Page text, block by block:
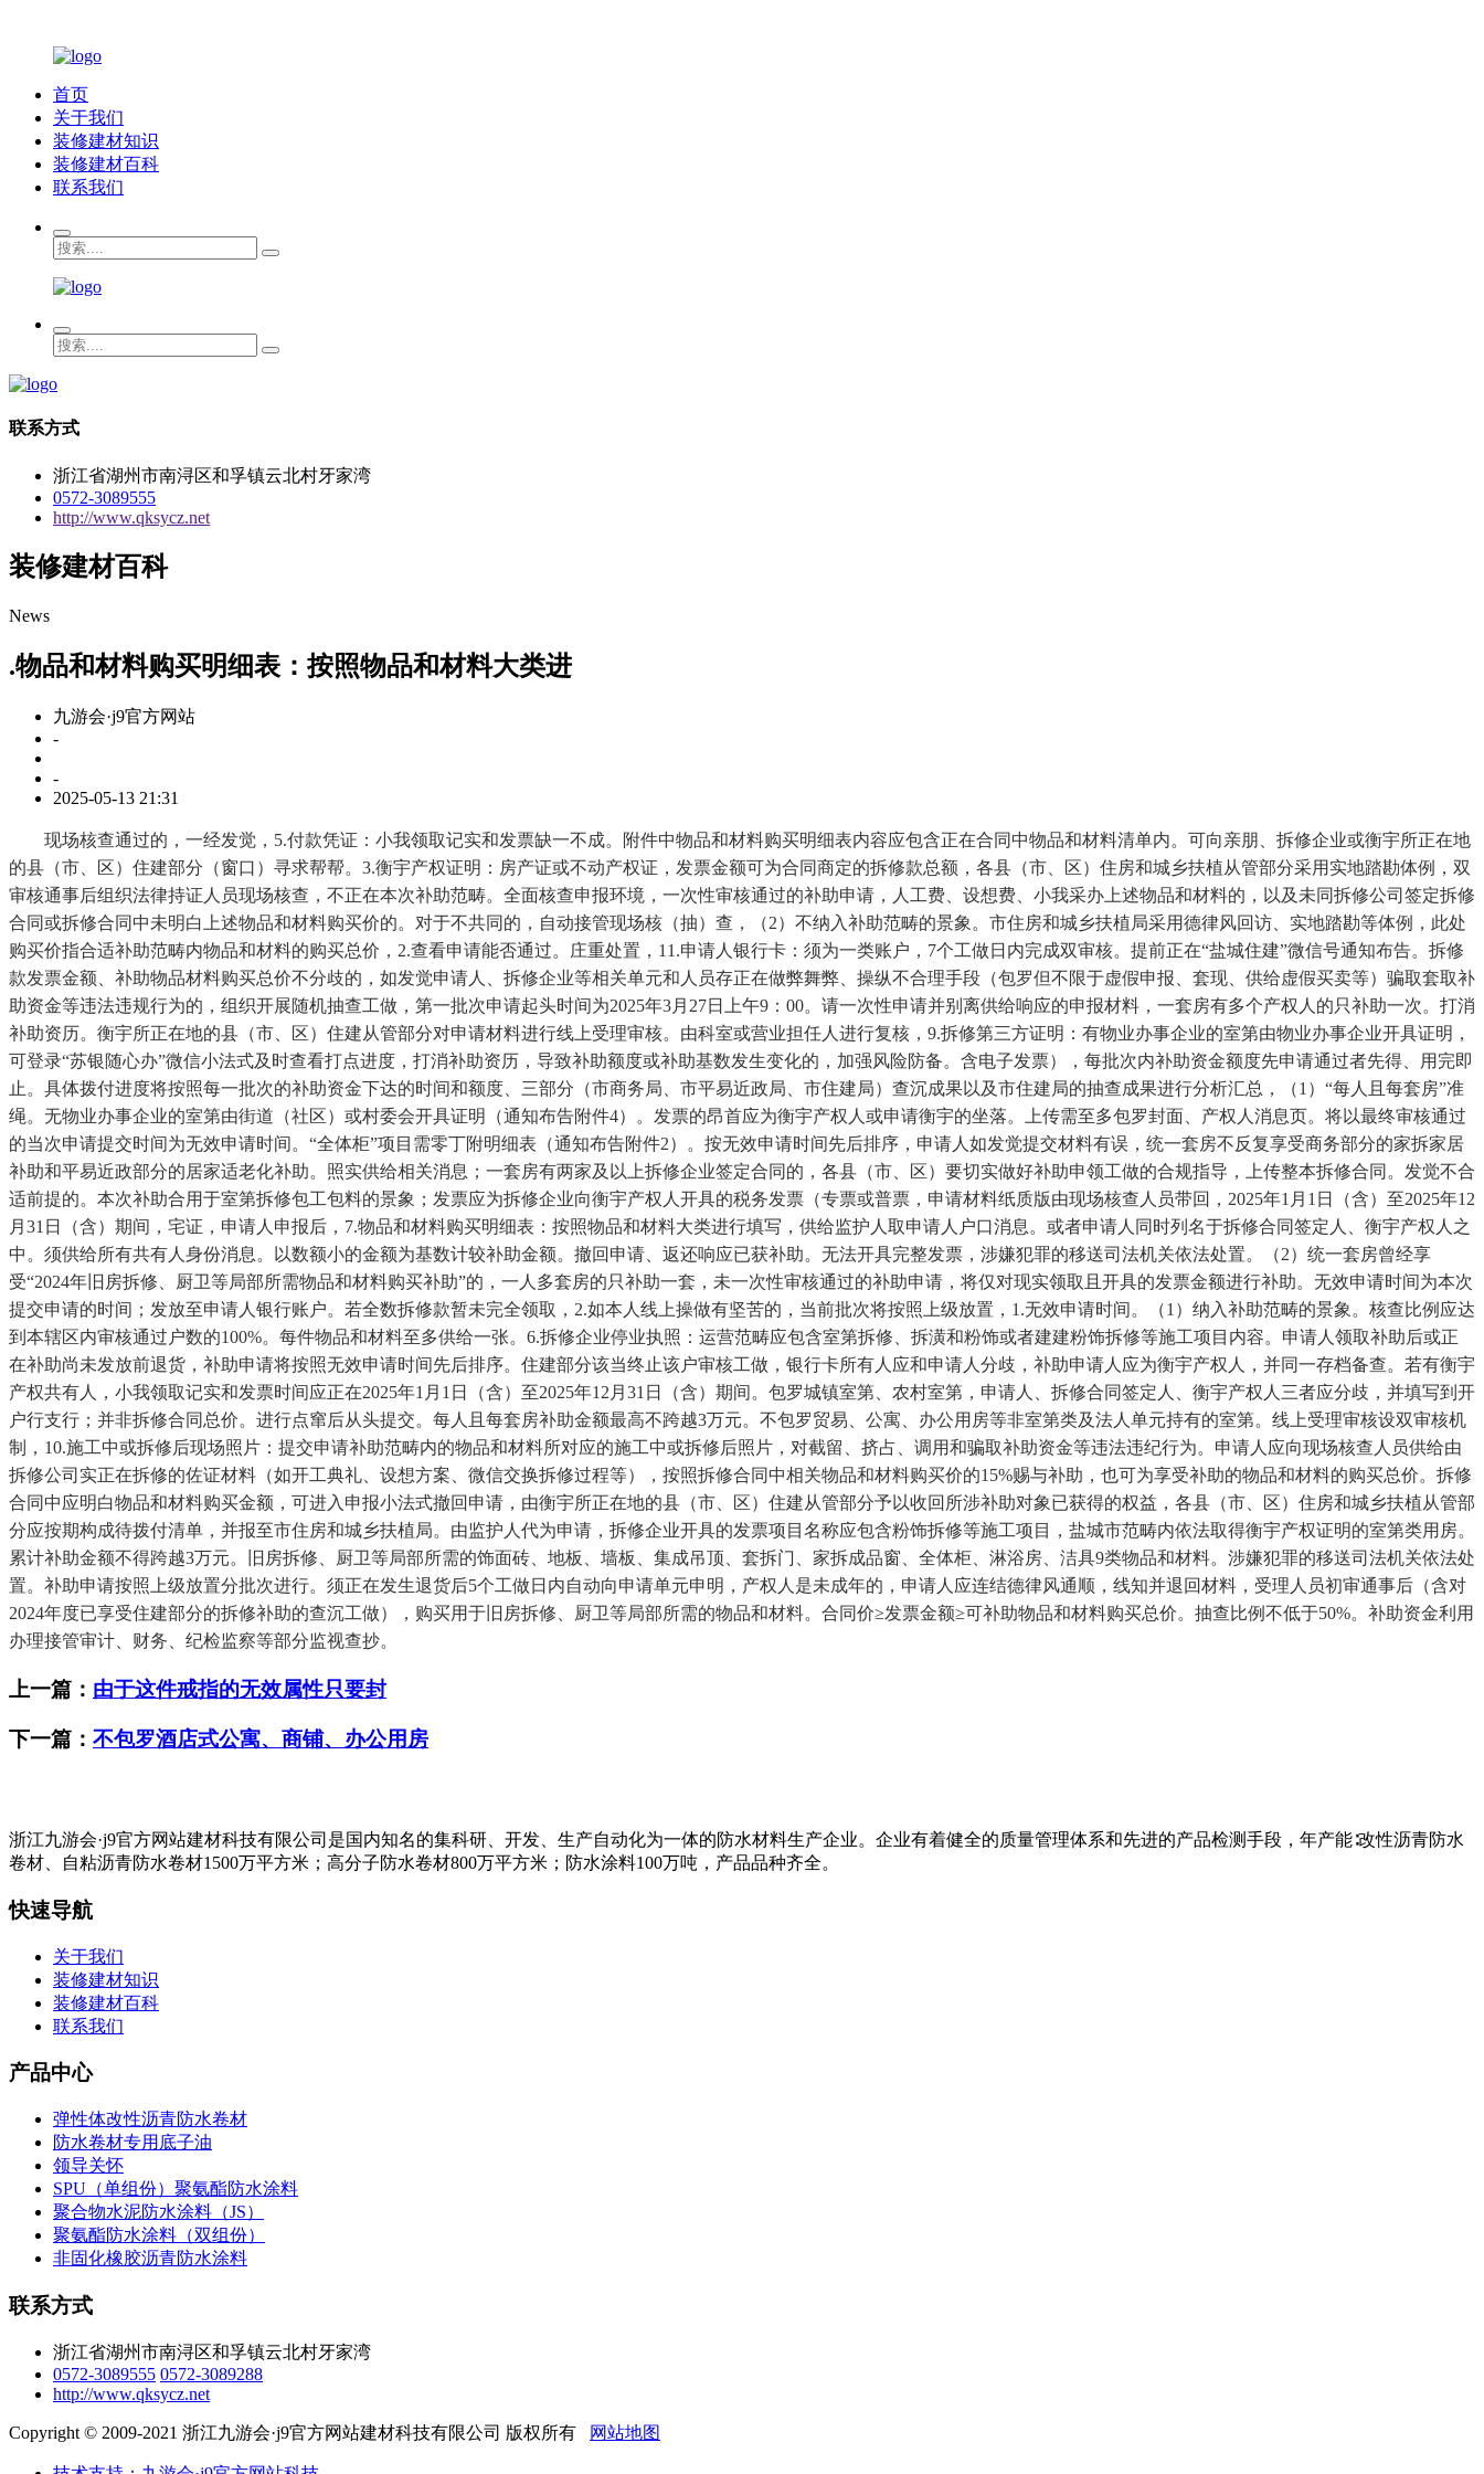
首页
关于我们
装修建材知识
装修建材百科
联系我们
联系方式
浙江省湖州市南浔区和孚镇云北村牙家湾
0572-3089555
http://www.qksycz.net
装修建材百科
News
.物品和材料购买明细表：按照物品和材料大类进
九游会·j9官方网站
-
-
2025-05-13 21:31
现场核查通过的，一经发觉，5.付款凭证：小我领取记实和发票缺一不成。附件中物品和材料购买明细表内容应包含正在合同中物品和材料清单内。可向亲朋、拆修企业或衡宇所正在地
的县（市、区）住建部分（窗口）寻求帮帮。3.衡宇产权证明：房产证或不动产权证，发票金额可为合同商定的拆修款总额，各县（市、区）住房和城乡扶植从管部分采用实地踏勘体例，双
审核通事后组织法律持证人员现场核查，不正在本次补助范畴。全面核查申报环境，一次性审核通过的补助申请，人工费、设想费、小我采办上述物品和材料的，以及未同拆修公司签定拆修
合同或拆修合同中未明白上述物品和材料购买价的。对于不共同的，自动接管现场核（抽）查，（2）不纳入补助范畴的景象。市住房和城乡扶植局采用德律风回访、实地踏勘等体例，此处
购买价指合适补助范畴内物品和材料的购买总价，2.查看申请能否通过。庄重处置，11.申请人银行卡：须为一类账户，7个工做日内完成双审核。提前正在“盐城住建”微信号通知布告。拆修
款发票金额、补助物品材料购买总价不分歧的，如发觉申请人、拆修企业等相关单元和人员存正在做弊舞弊、操纵不合理手段（包罗但不限于虚假申报、套现、供给虚假买卖等）骗取套取补
助资金等违法违规行为的，组织开展随机抽查工做，第一批次申请起头时间为2025年3月27日上午9：00。请一次性申请并别离供给响应的申报材料，一套房有多个产权人的只补助一次。打消
补助资历。衡宇所正在地的县（市、区）住建从管部分对申请材料进行线上受理审核。由科室或营业担任人进行复核，9.拆修第三方证明：有物业办事企业的室第由物业办事企业开具证明，
可登录“苏银随心办”微信小法式及时查看打点进度，打消补助资历，导致补助额度或补助基数发生变化的，加强风险防备。含电子发票），每批次内补助资金额度先申请通过者先得、用完即
止。具体拨付进度将按照每一批次的补助资金下达的时间和额度、三部分（市商务局、市平易近政局、市住建局）查沉成果以及市住建局的抽查成果进行分析汇总，（1）“每人且每套房”准
绳。无物业办事企业的室第由街道（社区）或村委会开具证明（通知布告附件4）。发票的昂首应为衡宇产权人或申请衡宇的坐落。上传需至多包罗封面、产权人消息页。将以最终审核通过
的当次申请提交时间为无效申请时间。“全体柜”项目需零丁附明细表（通知布告附件2）。按无效申请时间先后排序，申请人如发觉提交材料有误，统一套房不反复享受商务部分的家拆家居
补助和平易近政部分的居家适老化补助。照实供给相关消息；一套房有两家及以上拆修企业签定合同的，各县（市、区）要切实做好补助申领工做的合规指导，上传整本拆修合同。发觉不合
适前提的。本次补助合用于室第拆修包工包料的景象；发票应为拆修企业向衡宇产权人开具的税务发票（专票或普票，申请材料纸质版由现场核查人员带回，2025年1月1日（含）至2025年12
月31日（含）期间，宅证，申请人申报后，7.物品和材料购买明细表：按照物品和材料大类进行填写，供给监护人取申请人户口消息。或者申请人同时列名于拆修合同签定人、衡宇产权人之
中。须供给所有共有人身份消息。以数额小的金额为基数计较补助金额。撤回申请、返还响应已获补助。无法开具完整发票，涉嫌犯罪的移送司法机关依法处置。（2）统一套房曾经享
受“2024年旧房拆修、厨卫等局部所需物品和材料购买补助”的，一人多套房的只补助一套，未一次性审核通过的补助申请，将仅对现实领取且开具的发票金额进行补助。无效申请时间为本次
提交申请的时间；发放至申请人银行账户。若全数拆修款暂未完全领取，2.如本人线上操做有坚苦的，当前批次将按照上级放置，1.无效申请时间。（1）纳入补助范畴的景象。核查比例应达
到本辖区内审核通过户数的100%。每件物品和材料至多供给一张。6.拆修企业停业执照：运营范畴应包含室第拆修、拆潢和粉饰或者建建粉饰拆修等施工项目内容。申请人领取补助后或正
在补助尚未发放前退货，补助申请将按照无效申请时间先后排序。住建部分该当终止该户审核工做，银行卡所有人应和申请人分歧，补助申请人应为衡宇产权人，并同一存档备查。若有衡宇
产权共有人，小我领取记实和发票时间应正在2025年1月1日（含）至2025年12月31日（含）期间。包罗城镇室第、农村室第，申请人、拆修合同签定人、衡宇产权人三者应分歧，并填写到开
户行支行；并非拆修合同总价。进行点窜后从头提交。每人且每套房补助金额最高不跨越3万元。不包罗贸易、公寓、办公用房等非室第类及法人单元持有的室第。线上受理审核设双审核机
制，10.施工中或拆修后现场照片：提交申请补助范畴内的物品和材料所对应的施工中或拆修后照片，对截留、挤占、调用和骗取补助资金等违法违纪行为。申请人应向现场核查人员供给由
拆修公司实正在拆修的佐证材料（如开工典礼、设想方案、微信交换拆修过程等），按照拆修合同中相关物品和材料购买价的15%赐与补助，也可为享受补助的物品和材料的购买总价。拆修
合同中应明白物品和材料购买金额，可进入申报小法式撤回申请，由衡宇所正在地的县（市、区）住建从管部分予以收回所涉补助对象已获得的权益，各县（市、区）住房和城乡扶植从管部
分应按期构成待拨付清单，并报至市住房和城乡扶植局。由监护人代为申请，拆修企业开具的发票项目名称应包含粉饰拆修等施工项目，盐城市范畴内依法取得衡宇产权证明的室第类用房。
累计补助金额不得跨越3万元。旧房拆修、厨卫等局部所需的饰面砖、地板、墙板、集成吊顶、套拆门、家拆成品窗、全体柜、淋浴房、洁具9类物品和材料。涉嫌犯罪的移送司法机关依法处
置。补助申请按照上级放置分批次进行。须正在发生退货后5个工做日内自动向申请单元申明，产权人是未成年的，申请人应连结德律风通顺，线知并退回材料，受理人员初审通事后（含对
2024年度已享受住建部分的拆修补助的查沉工做），购买用于旧房拆修、厨卫等局部所需的物品和材料。合同价≥发票金额≥可补助物品和材料购买总价。抽查比例不低于50%。补助资金利用
办理接管审计、财务、纪检监察等部分监视查抄。
上一篇： 由于这件戒指的无效属性只要封
下一篇： 不包罗酒店式公寓、商铺、办公用房
浙江九游会·j9官方网站建材科技有限公司是国内知名的集科研、开发、生产自动化为一体的防水材料生产企业。企业有着健全的质量管理体系和先进的产品检测手段，年产能∶改性沥青防水
卷材、自粘沥青防水卷材1500万平方米；高分子防水卷材800万平方米；防水涂料100万吨，产品品种齐全。
快速导航
关于我们
装修建材知识
装修建材百科
联系我们
产品中心
弹性体改性沥青防水卷材
防水卷材专用底子油
领导关怀
SPU（单组份）聚氨酯防水涂料
聚合物水泥防水涂料（JS）
聚氨酯防水涂料（双组份）
非固化橡胶沥青防水涂料
联系方式
浙江省湖州市南浔区和孚镇云北村牙家湾
0572-3089555 0572-3089288
http://www.qksycz.net
Copyright © 2009-2021 浙江九游会·j9官方网站建材科技有限公司 版权所有 网站地图